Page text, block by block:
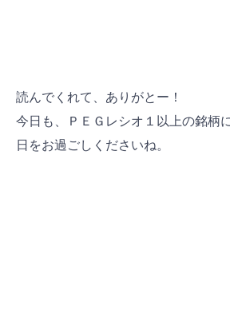
読んでくれて、ありがとー！
今日も、ＰＥＧレシオ１以上の銘柄
日をお過ごしくださいね。